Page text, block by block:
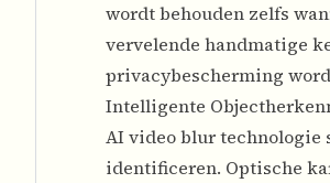
wordt behouden zelfs
vervelende handmatige
privacybescherming
Intelligente
AI video blur
identificeren. Optische